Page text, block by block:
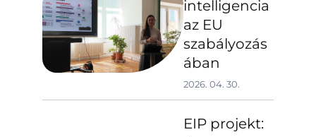
intelligencia
az EU
szabályozás
ában
2026. 04. 30.
EIP projekt: